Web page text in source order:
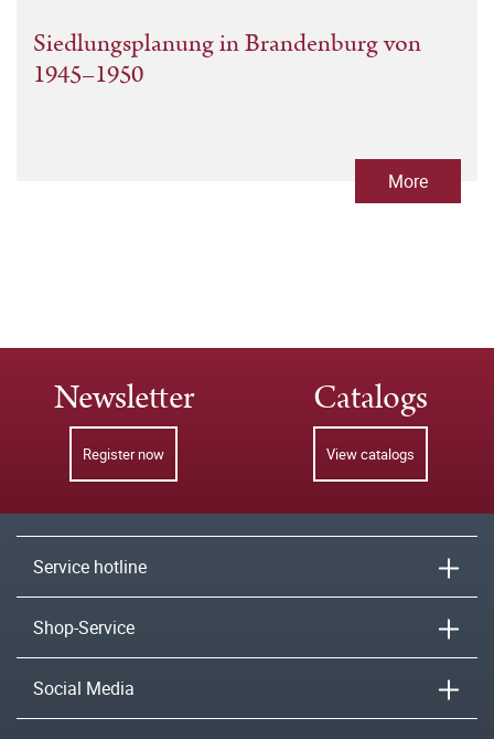
Siedlungsplanung in Brandenburg von
1945–1950
More
Newsletter
Register now
Catalogs
View catalogs
Service hotline
Shop-Service
Social Media